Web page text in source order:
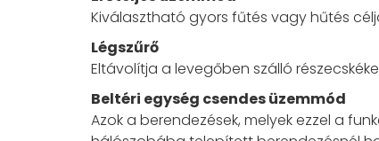
Kiválasztható gyors fűtés vagy hűtés
Légszűrő
Eltávolítja a levegőben szálló
Beltéri egység csendes üzemmód
Azok a berendezések, melyek ezzel a